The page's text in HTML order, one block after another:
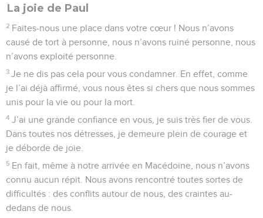
La joie de Paul
2 Faites-nous une place dans votre cœur ! Nous n’avons
causé de tort à personne, nous n’avons ruiné personne, nous
n’avons exploité personne.
3 Je ne dis pas cela pour vous condamner. En effet, comme
je l’ai déjà affirmé, vous nous êtes si chers que nous sommes
unis pour la vie ou pour la mort.
4 J’ai une grande confiance en vous, je suis très fier de vous.
Dans toutes nos détresses, je demeure plein de courage et
je déborde de joie.
5 En fait, même à notre arrivée en Macédoine, nous n’avons
connu aucun répit. Nous avons rencontré toutes sortes de
difficultés : des conflits autour de nous, des craintes au-
dedans de nous.